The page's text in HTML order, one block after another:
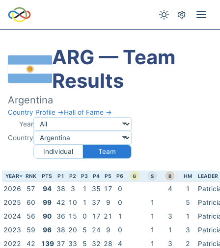
ARG — Team
Results
Argentina
Country Profile →Hall of Fame →
Year
Country
Individual
Team
YEAR RNK PTS P1 P2 P3 P4 P5 P6 G S B HM LEADER
2026 57 94 38 3 1 35 17 0 4 1
2025
60 99 42 10 1 37 9 0 1 5
2024
56 90 36 15 0 17 21 1 1 3 1
2023
59 96 38 20 5 24 9 0 1 1 3
2022
42 139 37 33 5 32 28 4 1 3 2